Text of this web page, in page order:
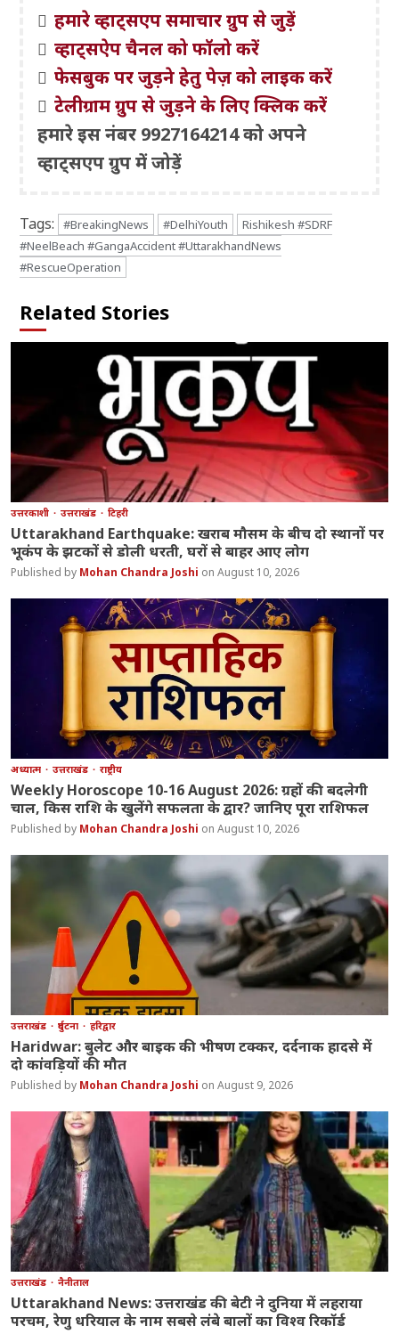
हमारे व्हाट्सएप समाचार ग्रुप से जुड़ें
व्हाट्सऐप चैनल को फॉलो करें
फेसबुक पर जुड़ने हेतु पेज़ को लाइक करें
टेलीग्राम ग्रुप से जुड़ने के लिए क्लिक करें
हमारे इस नंबर 9927164214 को अपने
व्हाट्सएप ग्रुप में जोड़ें
Tags: #BreakingNews #DelhiYouth
Rishikesh #SDRF
#NeelBeach #GangaAccident #UttarakhandNews
#RescueOperation
Related Stories
उत्तरकाशी उत्तराखंड टिहरी
Uttarakhand Earthquake: खराब मौसम के बीच दो स्थानों पर
भूकंप के झटकों से डोली धरती, घरों से बाहर आए लोग
Mohan Chandra Joshi August 10, 2026
अध्यात्म उत्तराखंड राष्ट्रीय
Weekly Horoscope 10-16 August 2026: ग्रहों की बदलेगी
चाल, किस राशि के खुलेंगे सफलता के द्वार? जानिए पूरा राशिफल
Mohan Chandra Joshi August 10, 2026
उत्तराखंड दुर्घटना हरिद्वार
Haridwar: बुलेट और बाइक की भीषण टक्कर, दर्दनाक हादसे में
दो कांवड़ियों की मौत
Mohan Chandra Joshi August 9, 2026
उत्तराखंड नैनीताल
Uttarakhand News: उत्तराखंड की बेटी ने दुनिया में लहराया
परचम, रेणु धरियाल के नाम सबसे लंबे बालों का विश्व रिकॉर्ड